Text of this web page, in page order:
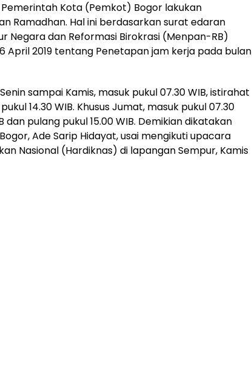
Kota (Pemkot) Bogor lakukan
Ramadhan. Hal ini berdasarkan surat edaran
Negara dan Reformasi Birokrasi (Menpan-RB)
April 2019 tentang Penetapan jam kerja pada bulan
sampai Kamis, masuk pukul 07.30 WIB, istirahat
14.30 WIB. Khusus Jumat, masuk pukul 07.30
dan pulang pukul 15.00 WIB. Demikian dikatakan
Ade Sarip Hidayat, usai mengikuti upacara
Nasional (Hardiknas) di lapangan Sempur, Kamis